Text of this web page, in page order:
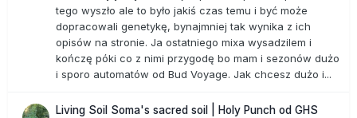
tego wyszło ale to było jakiś czas temu i być może
dopracowali genetykę, bynajmniej tak wynika z ich
opisów na stronie. Ja ostatniego mixa wysadzilem i
kończę póki co z nimi przygodę bo mam i sezonów dużo
i sporo automatów od Bud Voyage. Jak chcesz dużo i...
Living Soil Soma's sacred soil | Holy Punch od GHS